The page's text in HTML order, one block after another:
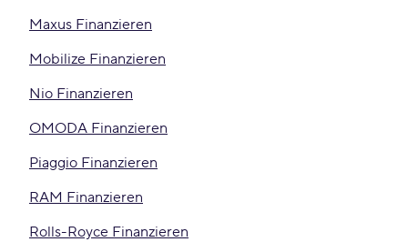
Maxus Finanzieren
Mobilize Finanzieren
Nio Finanzieren
OMODA Finanzieren
Piaggio Finanzieren
RAM Finanzieren
Rolls-Royce Finanzieren